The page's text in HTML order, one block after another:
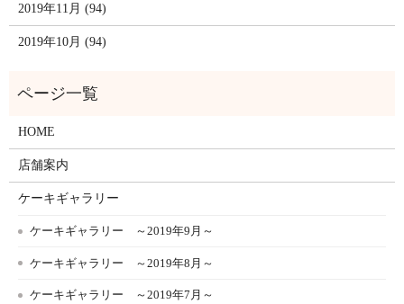
2019年11月 (94)
2019年10月 (94)
HOME
店舗案内
ケーキギャラリー
ケーキギャラリー ～2019年9月～
ケーキギャラリー ～2019年8月～
ケーキギャラリー ～2019年7月～